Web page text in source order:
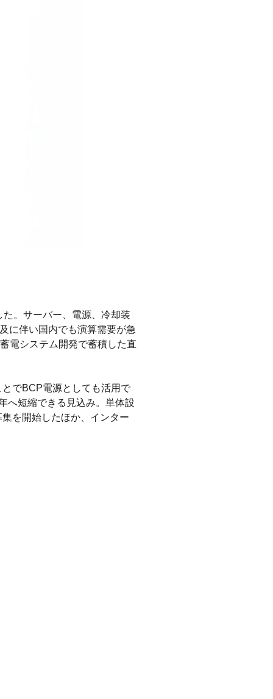
。サーバー、電源、冷却装
に伴い国内でも演算需要が急
電システム開発で蓄積した直
でBCP電源としても活用で
へ短縮できる見込み。単体設
を開始したほか、インター